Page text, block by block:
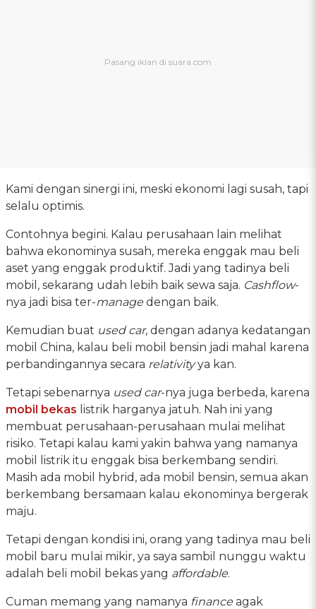
Kami dengan sinergi ini, meski ekonomi lagi susah, tapi
selalu optimis.
Contohnya begini. Kalau perusahaan lain melihat
bahwa ekonominya susah, mereka enggak mau beli
aset yang enggak produktif. Jadi yang tadinya beli
mobil, sekarang udah lebih baik sewa saja. Cashflow-
nya jadi bisa ter-manage dengan baik.
Kemudian buat used car, dengan adanya kedatangan
mobil China, kalau beli mobil bensin jadi mahal karena
perbandingannya secara relativityya kan.
Tetapi sebenarnya used car-nya juga berbeda, karena
mobil bekas listrik harganya jatuh. Nah ini yang
membuat perusahaan-perusahaan mulai melihat
risiko. Tetapi kalau kami yakin bahwa yang namanya
mobil listrik itu enggak bisa berkembang sendiri.
Masih ada mobil hybrid, ada mobil bensin, semua akan
berkembang bersamaan kalau ekonominya bergerak
maju.
Tetapi dengan kondisi ini, orang yang tadinya mau beli
mobil baru mulai mikir, ya saya sambil nunggu waktu
adalah beli mobil bekas yang affordable.
Cuman memang yang namanya finance agak